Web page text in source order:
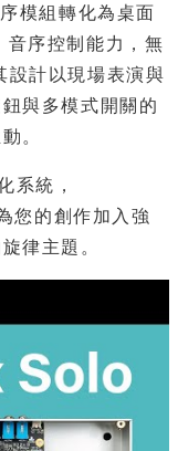
模組轉化為桌面
序控制能力，無
計以現場表演與
與多模式開關的
。
系統，
的創作加入強
律主題。